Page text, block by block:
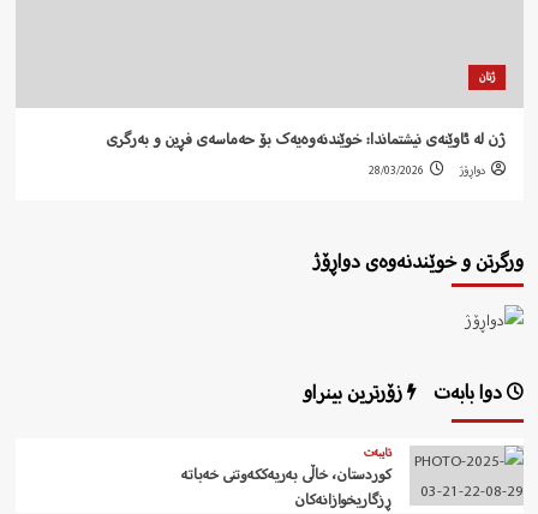
ژنان
ژن لە ئاوێنەی نیشتماندا: خوێندنەوەیەک بۆ حەماسەی فڕین و بەرگری
دواڕۆژ 28/03/2026
ورگرتن و خوێندنەوەی دواڕۆژ
دوا بابەت زۆرترین بینراو
تایبەت
کوردستان، خاڵی بەریەککەوتنی خەباتە
ڕزگاریخوازانەکان